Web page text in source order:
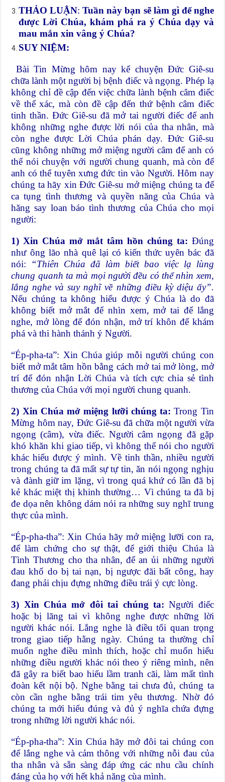
THẢO LUẬN:Tuần này bạn sẽ làm gì để nghe
được Lời Chúa, khám phá ra ý Chúa dạy và
mau mắn xin vâng ý Chúa?
SUY NIỆM:
Bài Tin Mừng hôm nay kể chuyện Đức Giê-su
chữa lành một người bị bệnh điếc và ngọng. Phép lạ
không chỉ đề cập đến việc chữa lành bệnh câm điếc
về thể xác, mà còn đề cập đến thứ bệnh câm điếc
tinh thần. Đức Giê-su đã mở tai người điếc để anh
không những nghe được lời nói của tha nhân, mà
còn nghe được Lời Chúa phán dạy. Đức Giê-su
cũng không những mở miệng người câm để anh có
thể nói chuyện với người chung quanh, mà còn để
anh có thể tuyên xưng đức tin vào Người. Hôm nay
chúng ta hãy xin Đức Giê-su mở miệng chúng ta để
ca tụng tình thương và quyền năng của Chúa và
hăng say loan báo tình thương của Chúa cho mọi
người:
1) Xin Chúa mở mắt tâm hồn chúng ta: Đúng
như ông lão nhà quê lại có kiến thức uyên bác đã
nói: “Thiên Chúa đã làm biết bao việc lạ lùng
chung quanh ta mà mọi người đều có thể nhìn xem,
lắng nghe và suy nghĩ về những điều kỳ diệu ấy”.
Nếu chúng ta không hiểu được ý Chúa là do đã
không biết mở mắt để nhìn xem, mở tai để lắng
nghe, mở lòng để đón nhận, mở trí khôn để khám
phá và thi hành thánh ý Người.
“Ép-pha-ta”: Xin Chúa giúp mỗi người chúng con
biết mở mắt tâm hồn bằng cách mở tai mở lòng, mở
trí để đón nhận Lời Chúa và tích cực chia sẻ tình
thương của Chúa với mọi người chung quanh.
2) Xin Chúa mở miệng lưỡi chúng ta: Trong Tin
Mừng hôm nay, Đức Giê-su đã chữa một người vừa
ngọng (câm), vừa điếc. Người câm ngọng đã gặp
khó khăn khi giao tiếp, vì không thể nói cho người
khác hiểu được ý mình. Về tinh thần, nhiều người
trong chúng ta đã mất sự tự tin, ăn nói ngọng nghịu
và đành giữ im lặng, vì trong quá khứ có lần đã bị
kẻ khác miệt thị khinh thường… Vì chúng ta đã bị
đe dọa nên không dám nói ra những suy nghĩ trung
thực của mình.
“Ép-pha-tha”: Xin Chúa hãy mở miệng lưỡi con ra,
để làm chứng cho sự thật, để giới thiệu Chúa là
Tình Thương cho tha nhân, để an ủi những người
đau khổ do bị tai nạn, bị ngược đãi bất công, hay
đang phải chịu đựng những điều trái ý cực lòng.
3) Xin Chúa mở đôi tai chúng ta: Người điếc
hoặc bị lãng tai vì không nghe được những lời
người khác nói. Lắng nghe là điều tối quan trọng
trong giao tiếp hằng ngày. Chúng ta thường chỉ
muốn nghe điều mình thích, hoặc chỉ muốn hiểu
những điều người khác nói theo ý riêng mình, nên
đã gây ra biết bao hiểu lầm tranh cãi, làm mất tình
đoàn kết nội bộ. Nghe bằng tai chưa đủ, chúng ta
còn cần nghe bằng trái tim yêu thương. Nhờ đó
chúng ta mới hiểu đúng và đủ ý nghĩa chứa đựng
trong những lời người khác nói.
“Ép-pha-tha”: Xin Chúa hãy mở đôi tai chúng con
để lắng nghe và cảm thông với những nỗi đau của
tha nhân và sẵn sàng đáp ứng các nhu cầu chính
đáng của họ với hết khả năng cùa mình.